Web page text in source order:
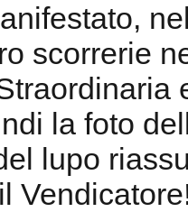
scorrerie
la foto
lupo